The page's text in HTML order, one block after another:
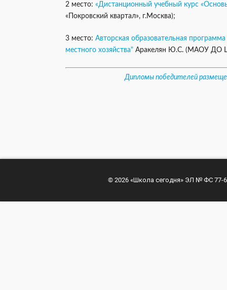
2 место: «Дистанционный учебный курс
«Покровский квартал», г.Москва);
3 место: Авторская образовательная
местного хозяйства"Аракелян Ю.С. (МАОУ ДО
Дипломы победителей
© 2026 «Школа сегодня» ЭЛ № ФС 77-